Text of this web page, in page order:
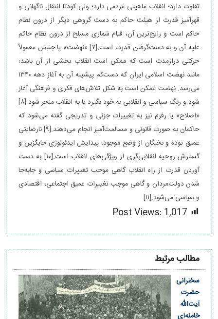
تفاوت دارد؛ انقلاب ماهیتی مردمی دارد؛ ولی کودتا انتقال ناگهانی و
قهرآمیز قدرت از هیئت حاکم به دست گروهی دیگر از درون نظام
حاکم است و رایج‌ترین آن، قیام شماری مسلح از درون نظامِ حاکم
علیه آن و به دست‌گرفتن قدرت است.[۷] «نهضت» یا جنبش معمولاً
حرکتی درازمدت است که ممکن است انقلاب بخشی از آن باشد؛
مانند نهضت اسلامی ایران که دست‌کم پیشینه آن به آغاز دهه ۱۳۴۰
می‌رسد. نهضت ممکن است به شکل تلاش‌های فکری و فرهنگی آغاز
شود و رنگ سیاسی و انقلابی به خود بگیرد یا به انقلاب منجر شود.[۸]
«اصلاح» یا رفرم نیز به تغییرات جزئی و تدریجی گفته می‌شود که
حاکمان به صورت قانونی و مسالمت‌آمیز انجام می‌دهند.[۹] نارضایتی
عمیق توده و نخبگان از وضع موجود، پیدایش ایدئولوژی جایگزین و
گسترش روحیه انقلابی‌گری از ویژگی‌های انقلاب است.[۱۰] به دست
آوردن قدرت از راه انقلاب گاهی موجب تغییرات سیاسی و جابه‌جا
شدن دولت‌مردان و گاهی موجب تغییرات عمیق اجتماعی، اقتصادی
و سیاسی می‌شود.[۱۱]
Post Views: 1,017
مطالب مرتبط
سخنرانی
حضرت
آیت‌الله
خامنه‌ای